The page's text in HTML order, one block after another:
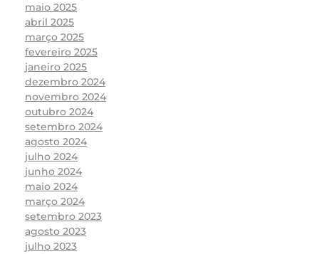
maio 2025
abril 2025
março 2025
fevereiro 2025
janeiro 2025
dezembro 2024
novembro 2024
outubro 2024
setembro 2024
agosto 2024
julho 2024
junho 2024
maio 2024
março 2024
setembro 2023
agosto 2023
julho 2023